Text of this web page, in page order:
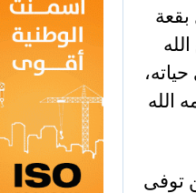
بقعة
الله
توفى